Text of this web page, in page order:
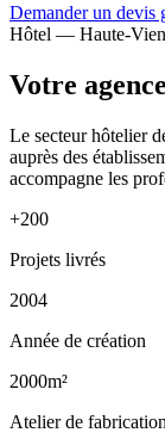
Demander un devis
Hôtel — Haute-
Votre
Le secteur hôtelier
auprès des
accompagne les
+200
Projets livrés
2004
Année de création
2000m²
Atelier de fabrication